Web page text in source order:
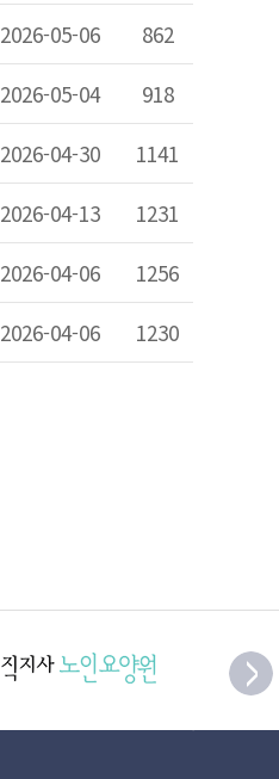
2026-05-06
862
2026-05-04
918
2026-04-30
1141
2026-04-13
1231
2026-04-06
1256
2026-04-06 1230